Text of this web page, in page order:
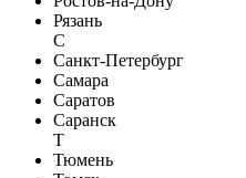
Рязань
С
Санкт-Петербург
Самара
Саратов
Саранск
Т
Тюмень